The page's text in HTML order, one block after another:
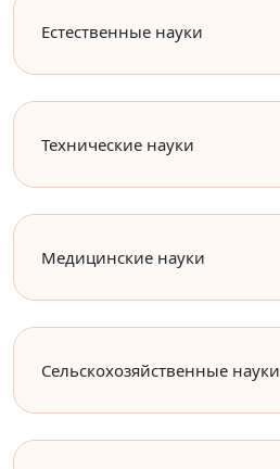
Естественные науки
Технические науки
Медицинские науки
Сельскохозяйственные науки